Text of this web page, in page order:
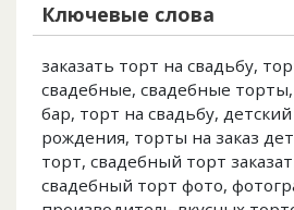
Ключевые слова
заказать торт на свадьбу,
свадебные, свадебные
бар, торт на свадьбу,
рождения, торты на заказ
торт, свадебный торт
свадебный торт фото,